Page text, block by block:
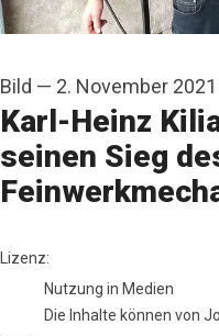
Bild — 2. November 2021
Karl-Heinz
seinen Sieg
M&T
Lizenz:
Nutzung in Medien
Die Inhalte können von